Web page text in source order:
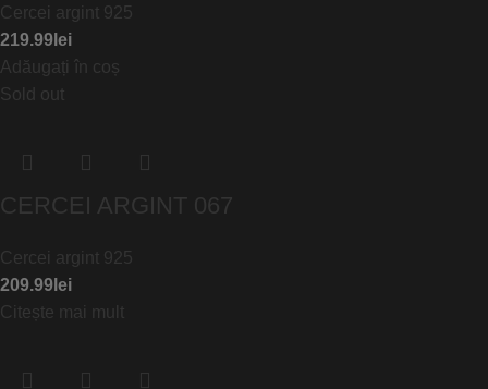
Cercei argint 925
219.99 lei
Adăugați în coș
Sold out
CERCEI ARGINT 067
Cercei argint 925
209.99 lei
Citește mai mult